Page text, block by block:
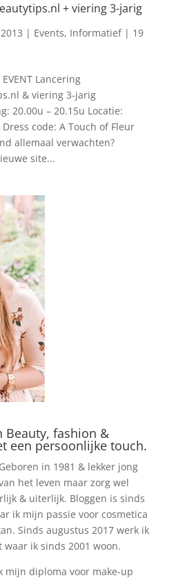
+ viering 3-jarig
| Events, Informatief| 19
EVENT Lancering
& viering 3-jarig
20.00u – 20.15u Locatie:
code: A Touch of Fleur
allemaal verwachten?
site...
fashion &
een persoonlijke touch.
in 1981 & lekker jong
het leven maar zorg wel
& uiterlijk. Bloggen is sinds
ik mijn passie voor cosmetica
Sinds augustus 2017 werk ik
ik sinds 2001 woon.
mijn diploma voor make-up